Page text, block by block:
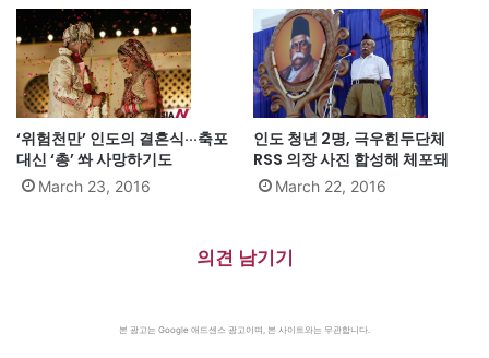
‘위험천만’ 인도의 결혼식···축포
대신 ‘총’ 쏴 사망하기도
March 23, 2016
인도 청년 2명, 극우힌두단체
RSS 의장 사진 합성해 체포돼
March 22, 2016
의견 남기기
본 광고는 Google 애드센스 광고이며, 본 사이트와는 무관합니다.